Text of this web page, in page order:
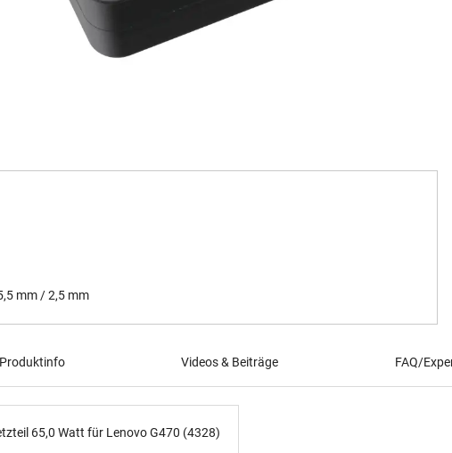
mm / 2,5 mm
Produktinfo Videos & Beiträge FAQ/
65,0 Watt für Lenovo G470 (4328)